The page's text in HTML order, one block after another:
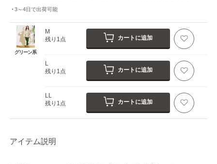
3～4日で出荷可能
グリーン系
M
残り1点
カートに追加
L
残り1点
カートに追加
LL
残り1点
カートに追加
アイテム説明